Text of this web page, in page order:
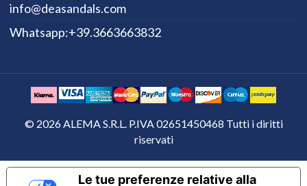
info@deasandals.com
Whatsapp:+39.3663663832
© 2026 ALEMA S.R.L. P.IVA 02651450468 Tutti i diritti
riservati
Le tue preferenze relative alla